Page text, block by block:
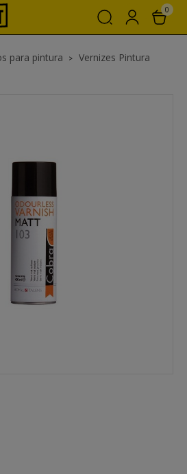
0
para pintura Vernizes Pintura